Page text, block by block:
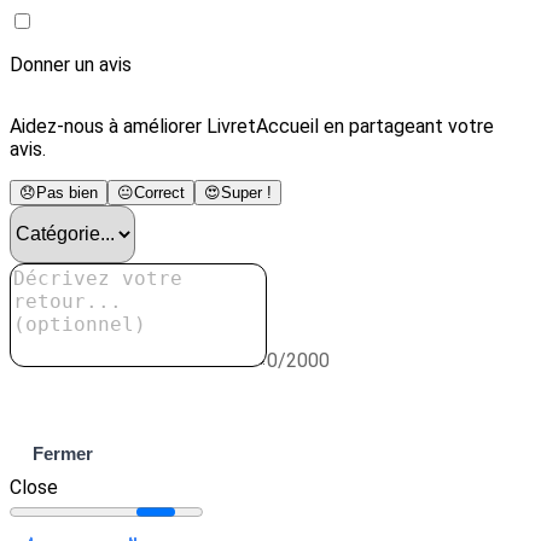
Donner un avis
Aidez-nous à améliorer LivretAccueil en partageant votre
avis.
😞 Pas bien 😐Correct 😍Super !
0/2000
Fermer
Close